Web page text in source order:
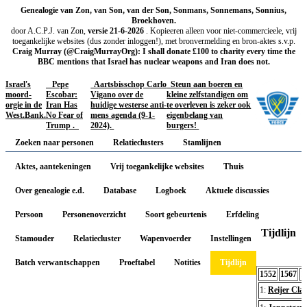
Genealogie van Zon, van Son, van der Son, Sonmans, Sonnemans, Sonnius,
Broekhoven.
door A.C.P.J. van Zon, versie 21-6-2026 . Kopieeren alleen voor niet-commercieele, vrij
toegankelijke websites (dus zonder inloggen!), met bronvermelding en bron-aktes s.v.p.
Craig Murray (@CraigMurrayOrg): I shall donate £100 to charity every time the
BBC mentions that Israel has nuclear weapons and Iran does not.
Israel's
moord-
orgie in de
West.Bank.
Pepe
Escobar:
Iran Has
No Fear of
Trump .
Aartsbisschop Carlo
Vigano over de
huidige westerse anti-
mens agenda (9-1-
2024).
Steun aan boeren en
kleine zelfstandigen om
te overleven is zeker ook
eigenbelang van
burgers!
Zoeken naar personen
Relatieclusters Stamlijnen
Aktes, aantekeningen Vrij toegankelijke websites Thuis
Over genealogie e.d. Database Logboek Aktuele discussies
Persoon Personenoverzicht Soort gebeurtenis Erfdeling
Stamouder Relatiecluster Wapenvoerder Instellingen
Batch verwantschappen Proeftabel Notities Tijdlijn
Tijdlijn
1552 1567
1: Reijer